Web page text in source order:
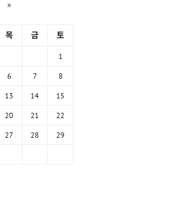
»
목 금 토
1
6 7 8
13 14 15
20 21 22
27 28 29